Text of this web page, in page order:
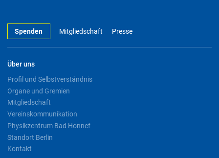
Spenden Mitgliedschaft Presse
Über uns
Profil und Selbstverständnis
Organe und Gremien
Mitgliedschaft
Vereinskommunikation
Physikzentrum Bad Honnef
Standort Berlin
Kontakt